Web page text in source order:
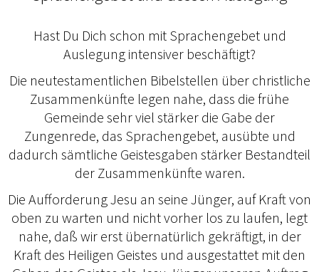
Hast Du Dich schon mit Sprachengebet und
Auslegung intensiver beschäftigt?
Die neutestamentlichen Bibelstellen über christliche
Zusammenkünfte legen nahe, dass die frühe
Gemeinde sehr viel stärker die Gabe der
Zungenrede, das Sprachengebet, ausübte und
dadurch sämtliche Geistesgaben stärker Bestandteil
der Zusammenkünfte waren.
Die Aufforderung Jesu an seine Jünger, auf Kraft von
oben zu warten und nicht vorher los zu laufen, legt
nahe, daß wir erst übernatürlich gekräftigt, in der
Kraft des Heiligen Geistes und ausgestattet mit den